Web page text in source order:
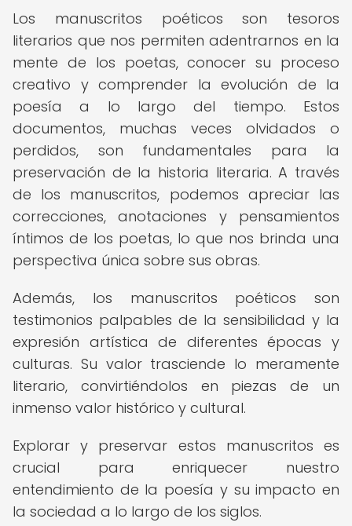
Los manuscritos poéticos son tesoros
literarios que nos permiten adentrarnos en la
mente de los poetas, conocer su proceso
creativo y comprender la evolución de la
poesía a lo largo del tiempo. Estos
documentos, muchas veces olvidados o
perdidos, son fundamentales para la
preservación de la historia literaria. A través
de los manuscritos, podemos apreciar las
correcciones, anotaciones y pensamientos
íntimos de los poetas, lo que nos brinda una
perspectiva única sobre sus obras.
Además, los manuscritos poéticos son
testimonios palpables de la sensibilidad y la
expresión artística de diferentes épocas y
culturas. Su valor trasciende lo meramente
literario, convirtiéndolos en piezas de un
inmenso valor histórico y cultural.
Explorar y preservar estos manuscritos es
crucial para enriquecer nuestro
entendimiento de la poesía y su impacto en
la sociedad a lo largo de los siglos.